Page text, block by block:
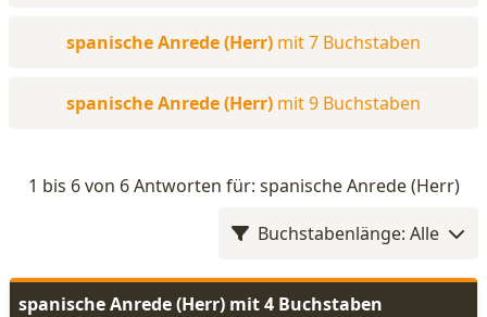
spanische Anrede (Herr) mit 7 Buchstaben
spanische Anrede (Herr) mit 9 Buchstaben
1 bis 6 von 6 Antworten für: spanische Anrede (Herr)
Buchstabenlänge: Alle
spanische Anrede (Herr) mit 4 Buchstaben